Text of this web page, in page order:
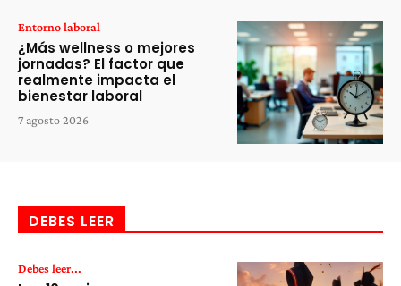
Entorno laboral
¿Más wellness o mejores
jornadas? El factor que
realmente impacta el
bienestar laboral
7 agosto 2026
DEBES LEER
Debes leer...